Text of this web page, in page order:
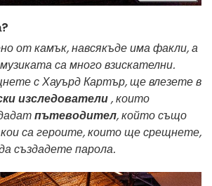
от камък, навсякъде има факли, а
са много взискателни.
с Хауърд Картър, ще влезете в
изследователи, които
пътеводител, който също
са героите, които ще срещнете,
създадете парола.